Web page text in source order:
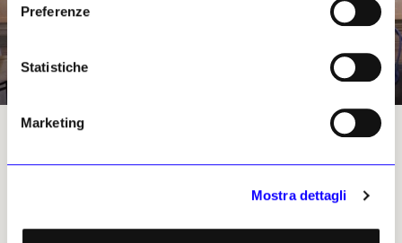
Preferenze
Statistiche
Marketing
Mostra dettagli
Daniele F. Maras, direttore del Museo Archeologico Nazionale di Firenze, e Simonetta
restaurato